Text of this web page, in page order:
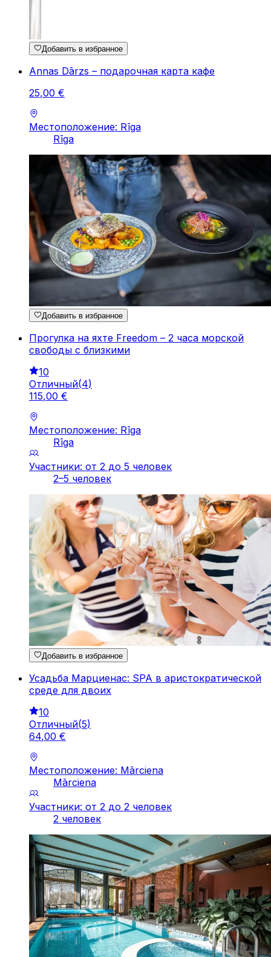
Добавить в избранное
Annas Dārzs – подарочная карта кафе
25,00 €
Местоположение: Rīga
Rīga
Добавить в избранное
Прогулка на яхте Freedom – 2 часа морской
свободы с близкими
10
Отличный(4)
115,00 €
Местоположение: Rīga
Rīga
Участники: от 2 до 5 человек
2–5 человек
Добавить в избранное
Усадьба Марциенас: SPA в аристократической
среде для двоих
10
Отличный(5)
64,00 €
Местоположение: Mārciena
Mārciena
Участники: от 2 до 2 человек
2 человек